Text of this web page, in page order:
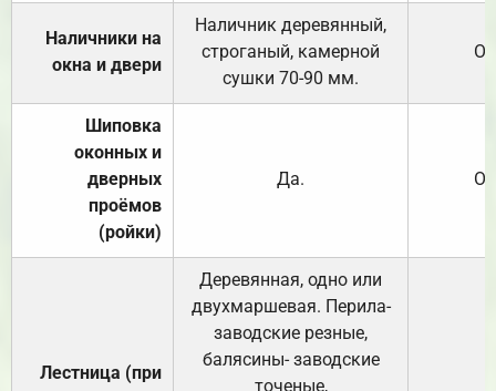
Наличники на
окна и двери
Наличник деревянный,
строганый, камерной
сушки 70-90 мм.
Шиповка
оконных и
дверных
проёмов
(ройки)
Да.
Лестница (при
Деревянная, одно или
двухмаршевая. Перила-
заводские резные,
балясины- заводские
точеные,